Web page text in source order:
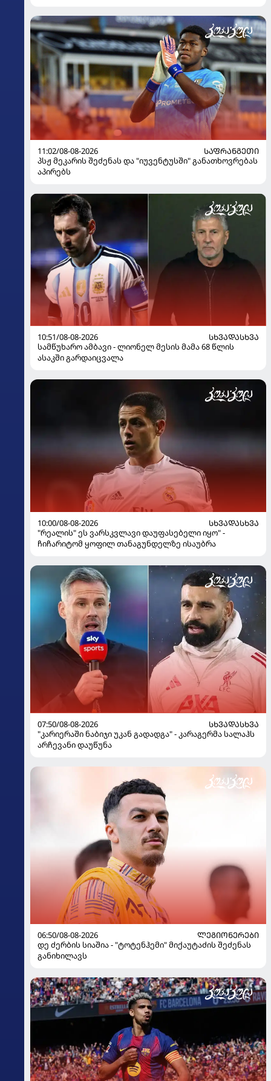
11:02/08-08-2026
ᲡᲐᲤᲠᲐᲜᲒᲔᲗᲘ
პსჟ მეკარის შეძენას და "იუვენტუსში" განათხოვრებას
აპირებს
10:51/08-08-2026
ᲡᲮᲕᲐᲓᲐᲡᲮᲕᲐ
სამწუხარო ამბავი - ლიონელ მესის მამა 68 წლის
ასაკში გარდაიცვალა
10:00/08-08-2026
ᲡᲮᲕᲐᲓᲐᲡᲮᲕᲐ
"რეალის" ეს ვარსკვლავი დაუფასებელი იყო" -
ჩიჩარიტომ ყოფილ თანაგუნდელზე ისაუბრა
07:50/08-08-2026
ᲡᲮᲕᲐᲓᲐᲡᲮᲕᲐ
"კარიერაში ნაბიჯი უკან გადადგა" - კარაგერმა სალაჰს
არჩევანი დაუწუნა
06:50/08-08-2026
ᲚᲔᲒᲘᲝᲜᲔᲠᲔᲑᲘ
დე ძერბის სიაშია - "ტოტენჰემი" მიქაუტაძის შეძენას
განიხილავს